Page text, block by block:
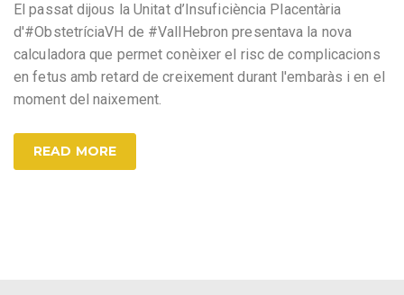
El passat dijous la Unitat d’Insuficiència Placentària
d'#ObstetríciaVH de #VallHebron presentava la nova
calculadora que permet conèixer el risc de complicacions
en fetus amb retard de creixement durant l'embaràs i en el
moment del naixement.
READ MORE